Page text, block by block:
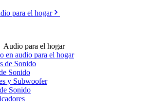
para el hogar
Audio para el hogar
en audio para el hogar
de Sonido
Sonido
y Subwoofer
Sonido